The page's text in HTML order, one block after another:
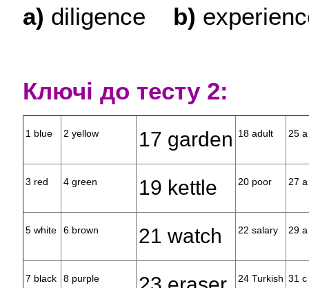
a) diligence b)
Ключі до тесту 2:
1 blue 2 yellow 17 garden 18 adult 25 a
3 red 4 green 19 kettle 20 poor 27 a
5 white 6 brown 21 watch 22 salary 29 a
7 black 8 purple 24 Turkish 31 c